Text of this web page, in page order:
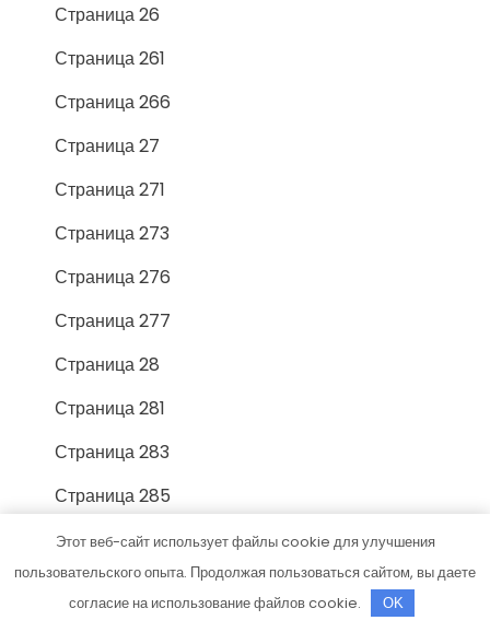
Страница 26
Страница 261
Страница 266
Страница 27
Страница 271
Страница 273
Страница 276
Страница 277
Страница 28
Страница 281
Страница 283
Страница 285
Страница 288
Страница 29
Этот веб-сайт использует файлы cookie для улучшения
пользовательского опыта. Продолжая пользоваться сайтом, вы даете
согласие на использование файлов cookie.
OK